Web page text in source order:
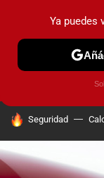
PRUEBAS
HOY SE HABLA DE
Seguridad
Ya puedes